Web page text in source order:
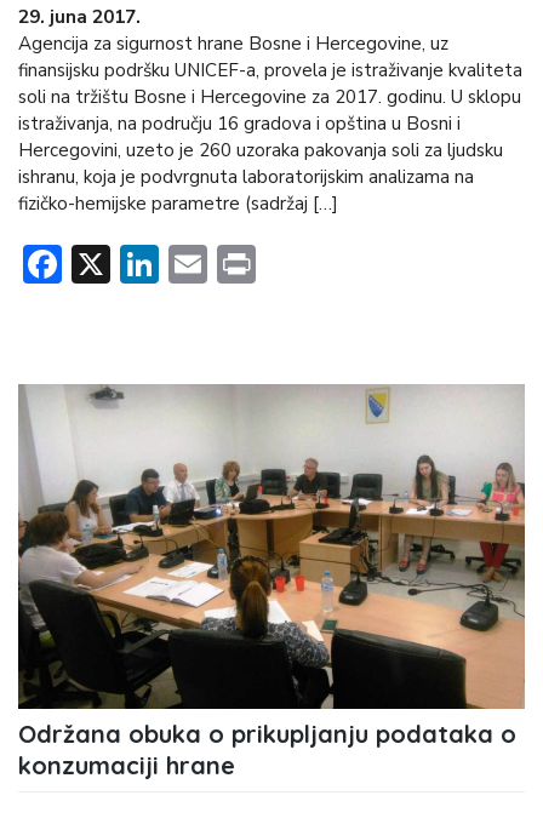
29. juna 2017.
Agencija za sigurnost hrane Bosne i Hercegovine, uz
finansijsku podršku UNICEF-a, provela je istraživanje kvaliteta
soli na tržištu Bosne i Hercegovine za 2017. godinu. U sklopu
istraživanja, na području 16 gradova i opština u Bosni i
Hercegovini, uzeto je 260 uzoraka pakovanja soli za ljudsku
ishranu, koja je podvrgnuta laboratorijskim analizama na
fizičko-hemijske parametre (sadržaj […]
Facebook
X LinkedIn
Email
Održana obuka o prikupljanju podataka o
konzumaciji hrane